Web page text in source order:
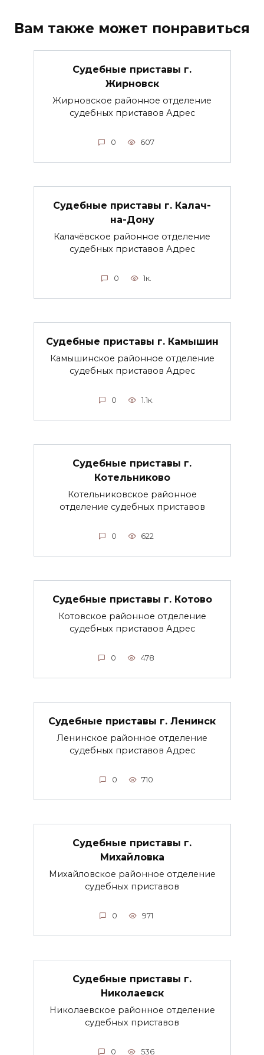
Вам также может понравиться
Судебные приставы г.
Жирновск
Жирновское районное отделение
судебных приставов Адрес
0 607
Судебные приставы г. Калач-
на-Дону
Калачёвское районное отделение
судебных приставов Адрес
0 1к.
Судебные приставы г. Камышин
Камышинское районное отделение
судебных приставов Адрес
0 1.1к.
Судебные приставы г.
Котельниково
Котельниковское районное
отделение судебных приставов
0 622
Судебные приставы г. Котово
Котовское районное отделение
судебных приставов Адрес
0 478
Судебные приставы г. Ленинск
Ленинское районное отделение
судебных приставов Адрес
0 710
Судебные приставы г.
Михайловка
Михайловское районное отделение
судебных приставов
0 971
Судебные приставы г.
Николаевск
Николаевское районное отделение
судебных приставов
0 536